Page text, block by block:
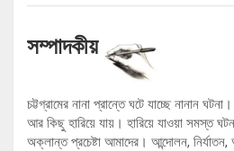
সম্পাদকীয়
চট্টগ্রামের নানা প্রান্তে ঘটে যাচ্ছে নানান
আর কিছু হারিয়ে যায়। হারিয়ে যাওয়া সমস্ত
অক্লান্ত প্রচেষ্টা আমাদের। আন্দোলন, নির্যাতন,